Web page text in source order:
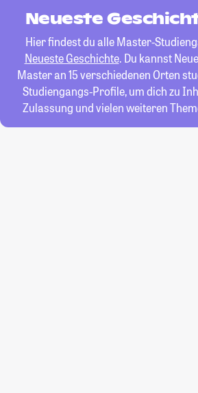
Neueste
Hier findest du alle Master-
Neueste Geschichte. Du kannst
Master an 15 verschiedenen Orten
Studiengangs-Profile, um dich zu
Zulassung und vielen weiteren